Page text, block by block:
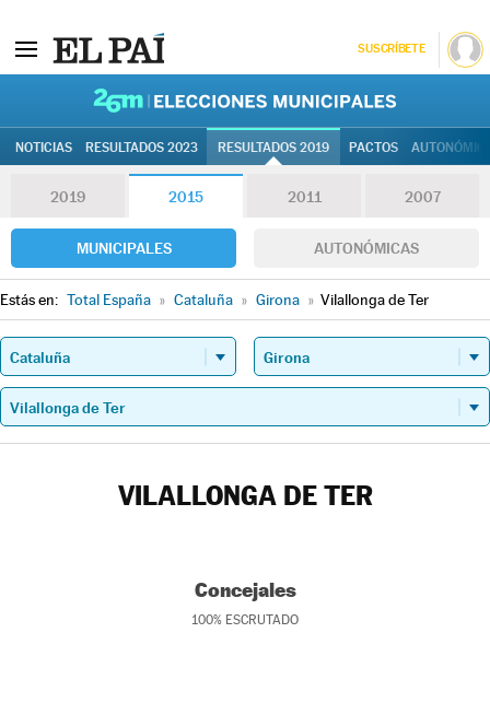
SUSCRÍBETE
NOTICIAS RESULTADOS 2023 RESULTADOS 2019 PACTOS
2019 2015 2011 2007
MUNICIPALES AUTONÓMICAS
Estás en: Total España » Cataluña » Girona » Vilallonga de Ter
VILALLONGA DE TER
Concejales
100% ESCRUTADO